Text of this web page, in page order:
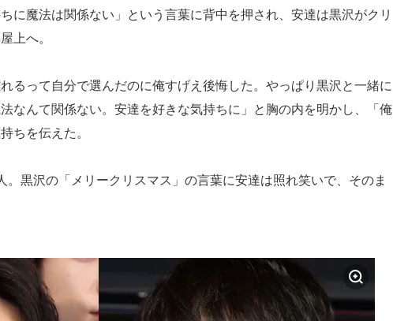
に魔法は関係ない」という言葉に背中を押され、安達は黒沢がクリ
上へ。
るって自分で選んだのに俺すげえ後悔した。やっぱり黒沢と一緒に
なんて関係ない。安達を好きな気持ちに」と胸の内を明かし、「俺
ちを伝えた。
黒沢の「メリークリスマス」の言葉に安達は照れ笑いで、そのま